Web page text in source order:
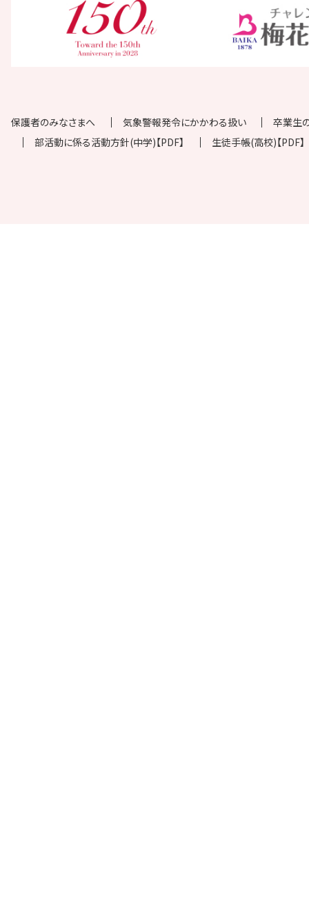
保護者のみなさまへ 気象警報発令にかかわる扱い
卒業生
部活動に係る活動方針(中学)【PDF】
生徒手帳(高校)【PDF】